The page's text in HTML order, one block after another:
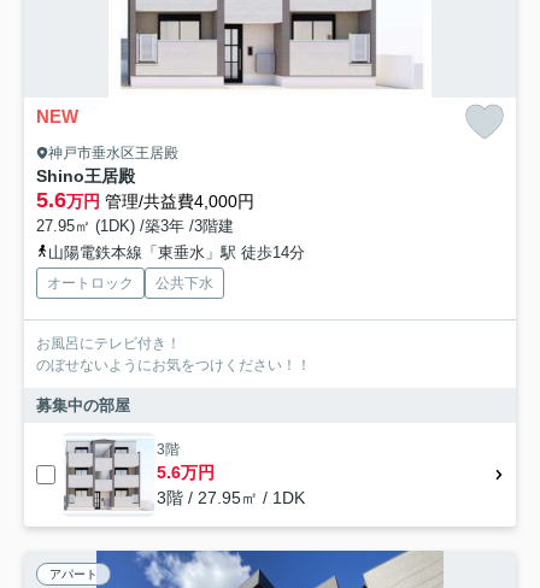
NEW
神戸市垂水区王居殿
Shino王居殿
5.6万円 管理/共益費4,000円
27.95㎡ (1DK) /築3年 /3階建
山陽電鉄本線「東垂水」駅 徒歩14分
オートロック 公共下水
お風呂にテレビ付き！
のぼせないようにお気をつけください！！
募集中の部屋
3階
5.6万円
3階 / 27.95㎡ / 1DK
アパート